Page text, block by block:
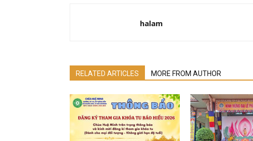
halam
RELATED ARTICLES MORE FROM AUTHOR